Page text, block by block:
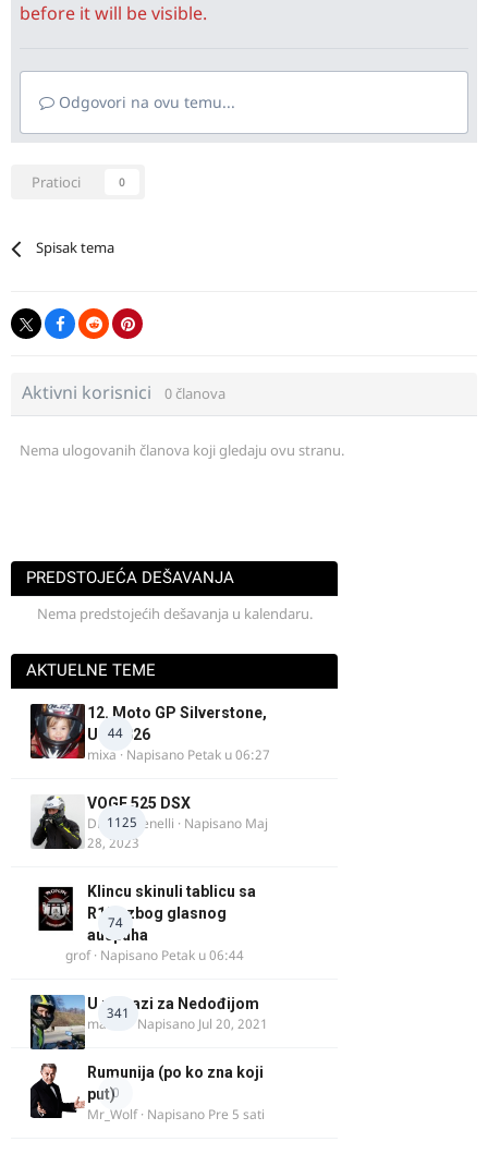
before it will be visible.
Odgovori na ovu temu...
Pratioci 0
Spisak tema
Aktivni korisnici 0 članova
Nema ulogovanih članova koji gledaju ovu stranu.
PREDSTOJEĆA DEŠAVANJA
Nema predstojećih dešavanja u kalendaru.
AKTUELNE TEME
44
12. Moto GP Silverstone,
UK, 2026
mixa · Napisano Petak u 06:27
1125
VOGE 525 DSX
DraganBenelli · Napisano Maj
28, 2023
74
Klincu skinuli tablicu sa
R125 zbog glasnog
auspuha
grof· Napisano Petak u 06:44
341
U potrazi za Nedođijom
makikt · Napisano Jul 20, 2021
0
Rumunija (po ko zna koji
put)
Mr_Wolf· Napisano Pre 5 sati